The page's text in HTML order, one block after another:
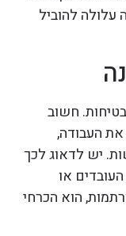
להוביל
חשוב
העבודה,
יש לדאוג לכך
או
הוא הכרחי